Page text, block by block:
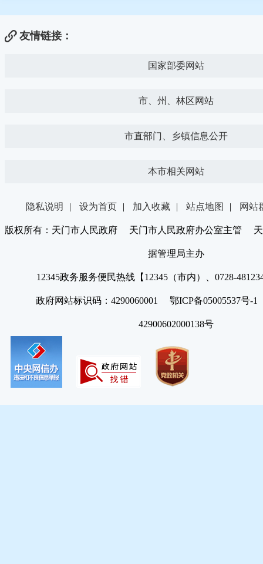
友情链接：
国家部委网站
市、州、林区网站
市直部门、乡镇信息公开
本市相关网站
隐私说明 | 设为首页 | 加入收藏 | 站点地图 | 网站
版权所有：天门市人民政府 天门市人民政府办公室主管 天
据管理局主办
12345政务服务便民热线【12345（市内）、0728-
政府网站标识码：4290060001 鄂ICP备05005537号
42900602000138号